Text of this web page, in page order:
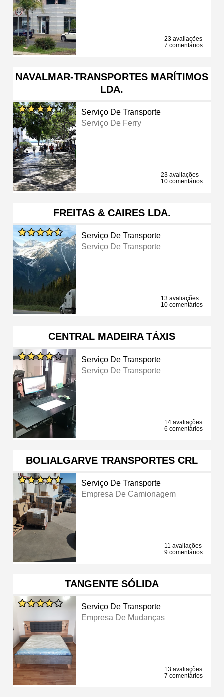
23 avaliações
7 comentários
NAVALMAR-TRANSPORTES MARÍTIMOS
LDA.
Serviço De Transporte
Serviço De Ferry
23 avaliações
10 comentários
FREITAS & CAIRES LDA.
Serviço De Transporte
Serviço De Transporte
13 avaliações
10 comentários
CENTRAL MADEIRA TÁXIS
Serviço De Transporte
Serviço De Transporte
14 avaliações
6 comentários
BOLIALGARVE TRANSPORTES CRL
Serviço De Transporte
Empresa De Camionagem
11 avaliações
9 comentários
TANGENTE SÓLIDA
Serviço De Transporte
Empresa De Mudanças
13 avaliações
7 comentários